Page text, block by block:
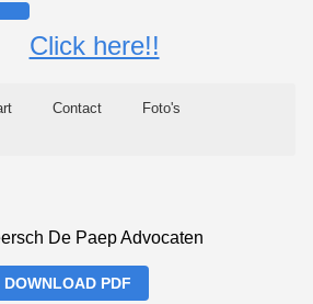
Click here!!
Contact Foto's
DOWNLOAD PDF